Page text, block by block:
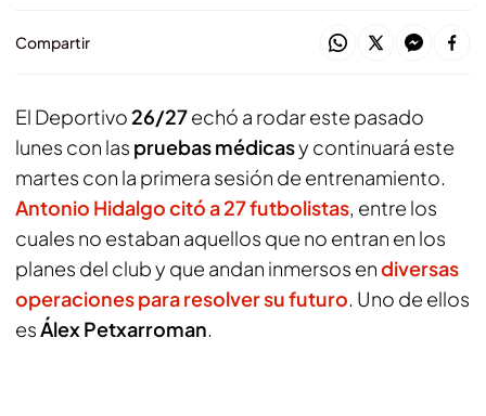
Compartir
El Deportivo 26/27echó a rodar este pasado
lunes con las pruebas médicasy continuará este
martes con la primera sesión de entrenamiento.
Antonio Hidalgo citó a 27 futbolistas, entre los
cuales no estaban aquellos que no entran en los
planes del club y que andan inmersos endiversas
operaciones para resolver su futuro. Uno de ellos
esÁlex Petxarroman.